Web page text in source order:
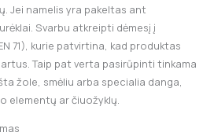
Jei namelis yra pakeltas ant
Svarbu atkreipti dėmesį į
71), kurie patvirtina, kad produktas
Taip pat verta pasirūpinti tinkama
žole, smėliu arba specialia danga,
elementų ar čiuožyklų.